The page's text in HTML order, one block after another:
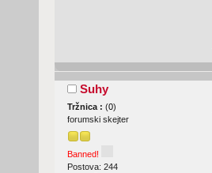
Suhy
Tržnica : (0)
forumski skejter
Banned!
Postova: 244